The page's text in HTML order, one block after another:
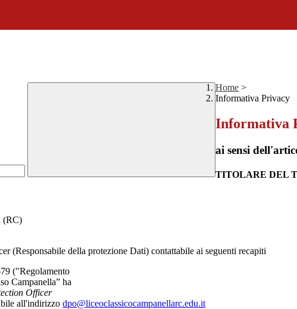
Home >
Informativa Privacy
Informativa
ai sensi
TITOLARE DEL
(RC)
(Responsabile della protezione Dati) contattabile ai seguenti recapiti
("Regolamento
Campanella” ha
Officer
all'indirizzo dpo@liceoclassicocampanellarc.edu.it